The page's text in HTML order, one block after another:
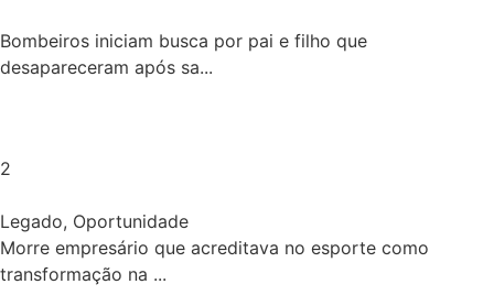
Bombeiros iniciam busca por pai e filho que
desapareceram após sa...
2
Legado, Oportunidade
Morre empresário que acreditava no esporte como
transformação na ...